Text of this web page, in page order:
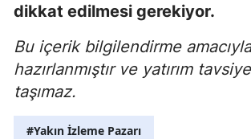
dikkat edilmesi gerekiyor.
Bu içerik bilgilendirme amacıyla
hazırlanmıştır ve yatırım
taşımaz.
#Yakın İzleme Pazarı